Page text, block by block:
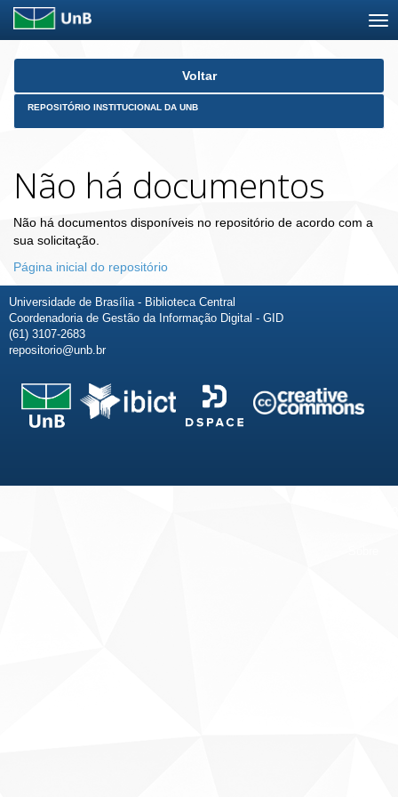
Skip
Voltar
REPOSITÓRIO INSTITUCIONAL DA UNB
Não há documentos
Não há documentos disponíveis no repositório de acordo com a
sua solicitação.
Página inicial do repositório
Universidade de Brasília - Biblioteca Central
Coordenadoria de Gestão da Informação Digital - GID
(61) 3107-2683
repositorio@unb.br